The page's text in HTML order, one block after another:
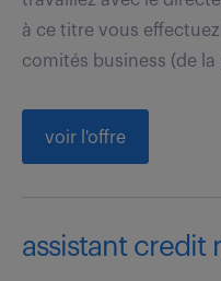
à ce titre vous
comités business (de
voir l'offre
assistant credit